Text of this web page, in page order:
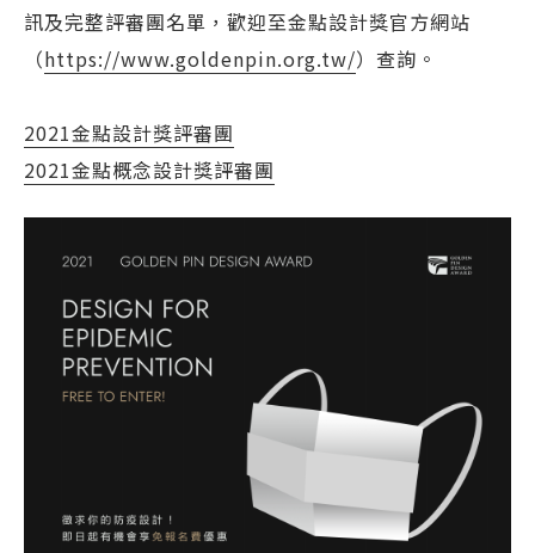
訊及完整評審團名單，歡迎至金點設計獎官方網站
（https://www.goldenpin.org.tw/）查詢。
2021金點設計獎評審團
2021金點概念設計獎評審團